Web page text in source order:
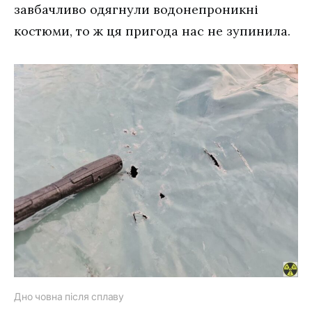
завбачливо одягнули водонепроникні
костюми, то ж ця пригода нас не зупинила.
Дно човна після сплаву